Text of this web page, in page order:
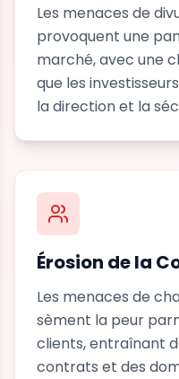
Les menaces de
provoquent une
marché, avec une
que les
la direction et la
Érosion de la
Les menaces de
sèment la peur
clients, entraînant
contrats et des